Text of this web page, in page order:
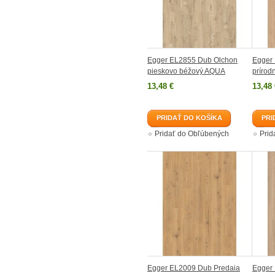
Egger EL2855 Dub Olchon
pieskovo béžový AQUA
13,48 €
PRIDAŤ DO KOŠÍKA
Pridať do Obľúbených
Egger
13,48
Egger EL2009 Dub Predaia
Egger